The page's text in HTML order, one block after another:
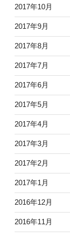
2017年10月
2017年9月
2017年8月
2017年7月
2017年6月
2017年5月
2017年4月
2017年3月
2017年2月
2017年1月
2016年12月
2016年11月